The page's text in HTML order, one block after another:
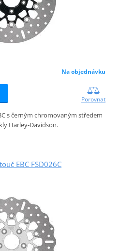
Na objednávku
Porovnat
s černým chromovaným středem
Harley-Davidson.
EBC FSD026C